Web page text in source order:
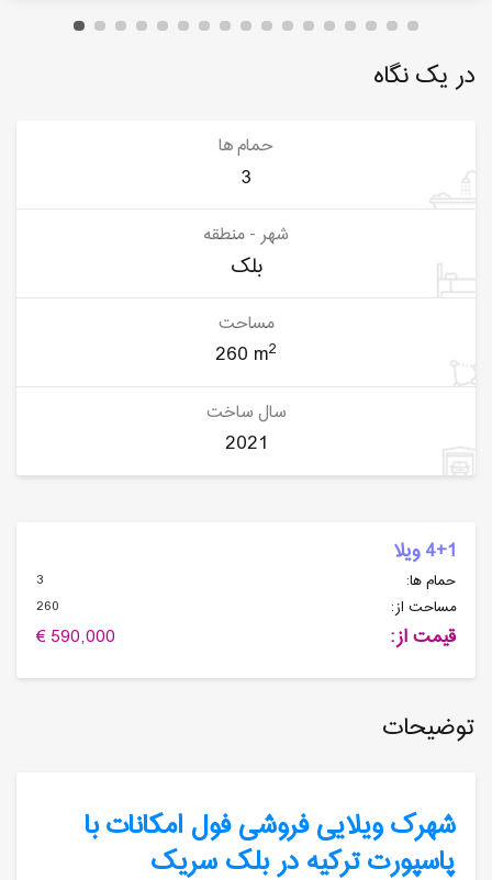
در یک نگاه
حمام ها
3
شهر - منطقه
بلک
مساحت
260 m2
سال ساخت
2021
4+1 ویلا
حمام ها:
3
مساحت از:
260
قیمت از: 590,000 €
توضیحات
شهرک ویلایی فروشی فول امکانات با
پاسپورت ترکیه در بلک سریک